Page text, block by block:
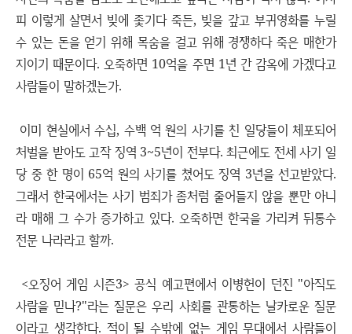
피 이렇게 살면서 빚에 좇기다 죽든, 빚을 갚고 부귀영화를 누릴
수 있는 돈을 얻기 위해 목숨을 걸고 위해 경쟁하다 죽은 매한가
지이기 때문이다. 오죽하면 10억을 주면 1년 간 감옥에 가겠다고
사람들이 말하겠는가.
이미 현실에서 수십, 수백 억 원의 사기를 친 일당들이 체포되어
처벌을 받아도 고작 징역 3~5년이 전부다. 최근에도 전세 사기 일
당 중 한 명이 65억 원의 사기를 쳤어도 징역 3년을 선고받았다.
그래서 한국에서는 사기 범죄가 좀처럼 줄어들지 않을 뿐만 아니
라 매해 그 수가 증가하고 있다. 오죽하면 한국을 가리켜 뒤통수
전문 나라라고 할까.
<오징어 게임 시즌3> 공식 예고편에서 이병헌이 던진 "아직도
사람을 믿나?"라는 질문은 우리 사회를 관통하는 날카로운 질문
이라고 생각한다. 적이 될 수밖에 없는 게임 무대에서 사람들이